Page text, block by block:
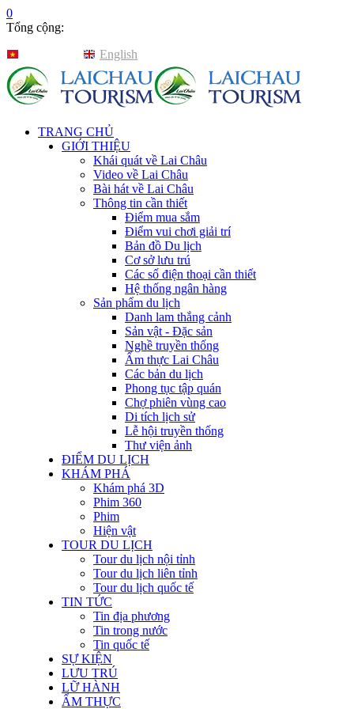
0
Tổng cộng:
English
TRANG CHỦ
GIỚI THIỆU
Khái quát về Lai Châu
Video về Lai Châu
Bài hát về Lai Châu
Thông tin cần thiết
Điểm mua sắm
Điểm vui chơi giải trí
Bản đồ Du lịch
Cơ sở lưu trú
Các số điện thoại cần thiết
Hệ thống ngân hàng
Sản phẩm du lịch
Danh lam thắng cảnh
Sản vật - Đặc sản
Nghề truyền thống
Ẩm thực Lai Châu
Các bản du lịch
Phong tục tập quán
Chợ phiên vùng cao
Di tích lịch sử
Lễ hội truyền thống
Thư viện ảnh
ĐIỂM DU LỊCH
KHÁM PHÁ
Khám phá 3D
Phim 360
Phim
Hiện vật
TOUR DU LỊCH
Tour du lịch nội tỉnh
Tour du lịch liên tỉnh
Tour du lịch quốc tế
TIN TỨC
Tin địa phương
Tin trong nước
Tin quốc tế
SỰ KIỆN
LƯU TRÚ
LỮ HÀNH
ẨM THỰC